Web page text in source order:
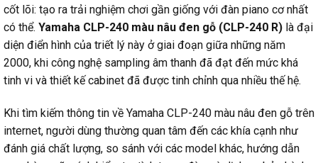
cốt lõi: tạo ra trải nghiệm chơi gần giống với đàn piano cơ nhất
có thể. Yamaha CLP-240 màu nâu đen gỗ (CLP-240 R) là đại
diện điển hình của triết lý này ở giai đoạn giữa những năm
2000, khi công nghệ sampling âm thanh đã đạt đến mức khá
tinh vi và thiết kế cabinet đã được tinh chỉnh qua nhiều thế hệ.
Khi tìm kiếm thông tin về Yamaha CLP-240 màu nâu đen gỗ trên
internet, người dùng thường quan tâm đến các khía cạnh như
đánh giá chất lượng, so sánh với các model khác, hướng dẫn